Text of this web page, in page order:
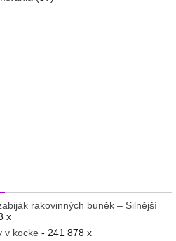
rakovinných buněk – Silnější
x
v kocke - 241 878 x